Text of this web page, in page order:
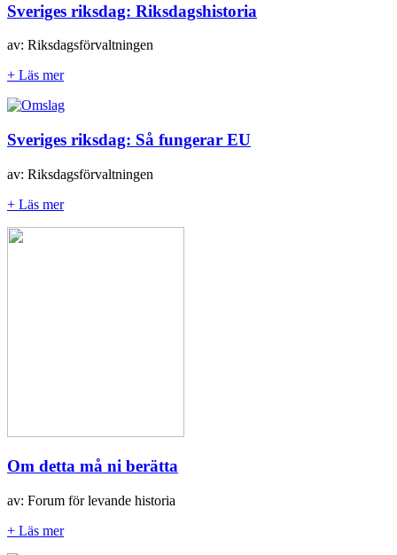
Sveriges riksdag: Riksdagshistoria
av: Riksdagsförvaltningen
+ Läs mer
Sveriges riksdag: Så fungerar EU
av: Riksdagsförvaltningen
+ Läs mer
Om detta må ni berätta
av: Forum för levande historia
+ Läs mer